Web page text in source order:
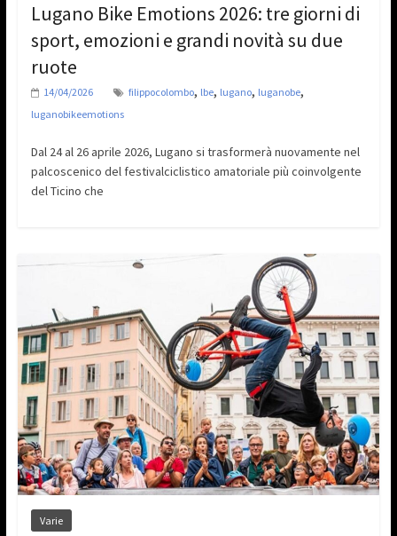
Lugano Bike Emotions 2026: tre giorni di
sport, emozioni e grandi novità su due
ruote
14/04/2026 filippocolombo, lbe, lugano, luganobe,
luganobikeemotions
Dal 24 al 26 aprile 2026, Lugano si trasformerà nuovamente nel
palcoscenico del festivalciclistico amatoriale più coinvolgente
del Ticino che
Varie